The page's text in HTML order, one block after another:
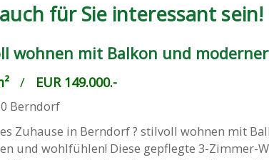
für Sie interessant sein!
wohnen mit Balkon und
/ EUR 149.000.-
Berndorf
Zuhause in Berndorf ? stilvoll wohnen mit
und wohlfühlen! Diese gepflegte 3-Zimmer-